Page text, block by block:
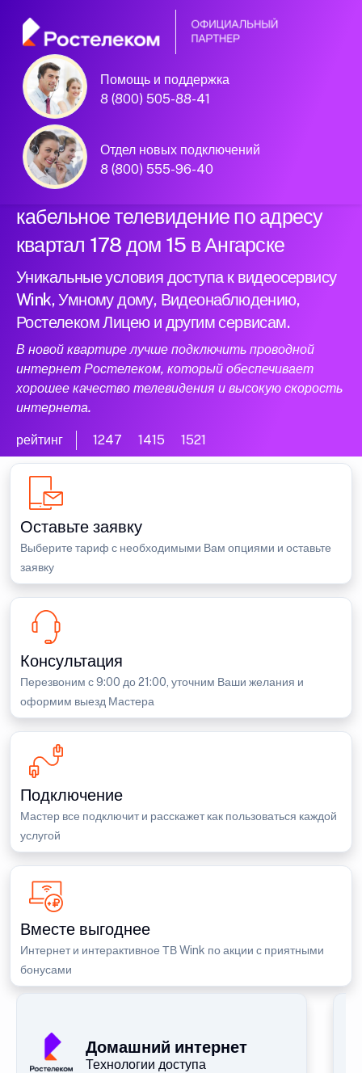
Помощь и поддержка
8 (800) 505-88-41
Отдел новых подключений
8 (800) 555-96-40
Официальный
партнер Ростелеком
Подключили новый интернет и
кабельное телевидение по адресу
квартал 178 дом 15 в Ангарске
Уникальные условия доступа к видеосервису
Wink, Умному дому, Видеонаблюдению,
Ростелеком Лицею и другим сервисам.
В новой квартире лучше подключить проводной
интернет Ростелеком, который обеспечивает
хорошее качество телевидения и высокую скорость
интернета.
рейтинг 1247 1415 1521
Оставьте заявку
Выберите тариф с необходимыми Вам опциями и оставьте
заявку
Консультация
Перезвоним с 9:00 до 21:00, уточним Ваши желания и
оформим выезд Мастера
Подключение
Мастер все подключит и расскажет как пользоваться каждой
услугой
Вместе выгоднее
Интернет и интерактивное ТВ Wink по акции с приятными
бонусами
Домашний интернет
Технологии доступа